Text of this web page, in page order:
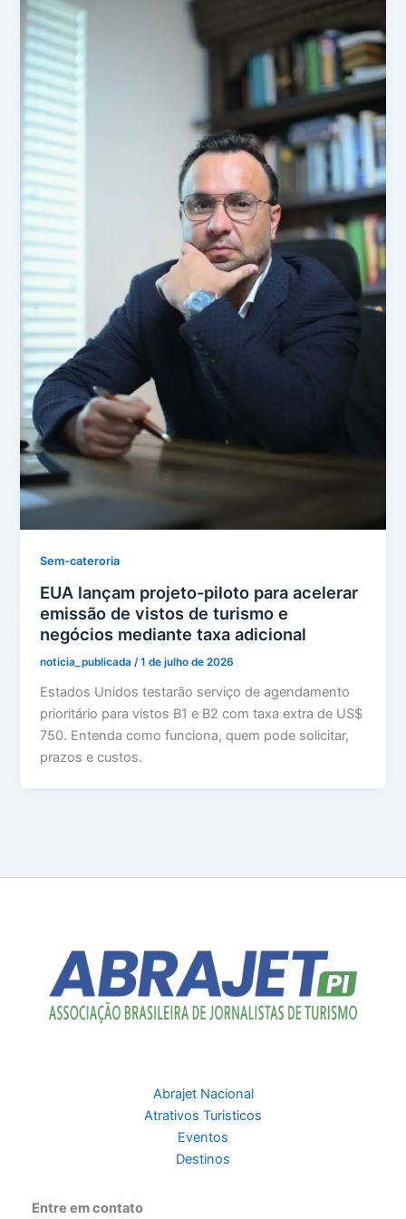
Sem-cateroria
EUA lançam projeto-piloto para acelerar
emissão de vistos de turismo e
negócios mediante taxa adicional
noticia_publicada/1 de julho de 2026
Estados Unidos testarão serviço de agendamento
prioritário para vistos B1 e B2 com taxa extra de US$
750. Entenda como funciona, quem pode solicitar,
prazos e custos.
Abrajet Nacional
Atrativos Turisticos
Eventos
Destinos
Entre em contato